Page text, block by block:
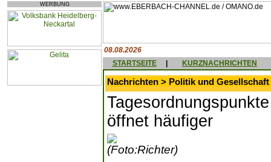
WERBUNG
08.08.2026
STARTSEITE
KURZNACHRICHTEN
Nachrichten > Politik und Gesellschaft
öffnet häufiger
(Foto:Richter)